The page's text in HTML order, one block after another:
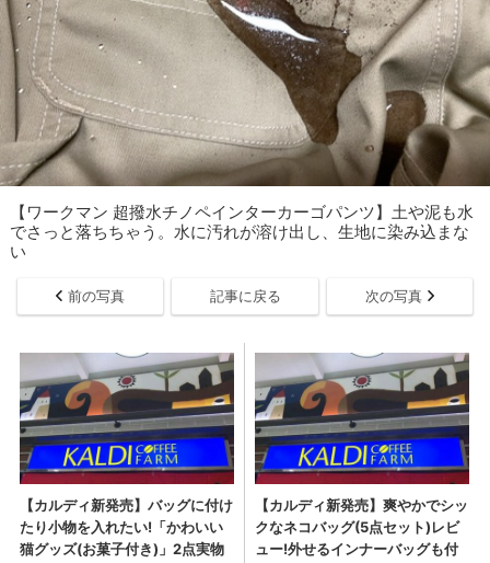
【ワークマン 超撥水チノペインターカーゴパンツ】土や泥も水
でさっと落ちちゃう。水に汚れが溶け出し、生地に染み込まな
い
前の写真 記事に戻る 次の写真